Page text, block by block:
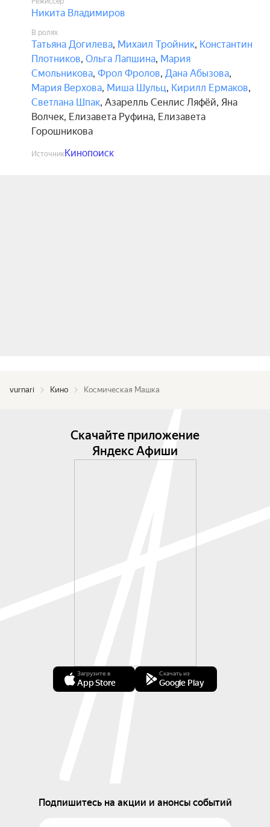
Никита Владимиров
В ролях
Татьяна Догилева, Михаил Тройник, Константин
Плотников, Ольга Лапшина, Мария
Смольникова, Фрол Фролов, Дана Абызова,
Мария Верхова, Миша Шульц, Кирилл Ермаков,
Светлана Шпак, Азарелль Сенлис Ляфёй, Яна
Волчек, Елизавета Руфина, Елизавета
Горошникова
ИсточникКинопоиск
vurnari Кино Космическая Машка
Скачайте приложение
Яндекс Афиши
Загрузите в
App Store
Скачать из
Google Play
Подпишитесь на акции и анонсы событий